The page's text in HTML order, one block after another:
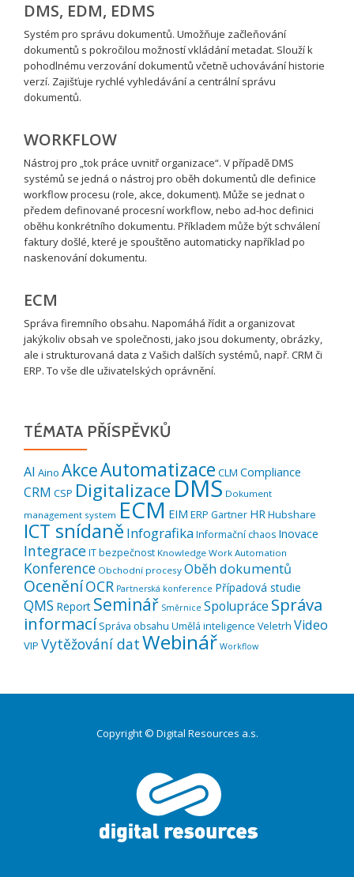
DMS, EDM, EDMS
Systém pro správu dokumentů. Umožňuje začleňování
dokumentů s pokročilou možností vkládání metadat. Slouží k
pohodlnému verzování dokumentů včetně uchovávání historie
verzí. Zajišťuje rychlé vyhledávání a centrální správu
dokumentů.
WORKFLOW
Nástroj pro „tok práce uvnitř organizace“. V případě DMS
systémů se jedná o nástroj pro oběh dokumentů dle definice
workflow procesu (role, akce, dokument). Může se jednat o
předem definované procesní workflow, nebo ad-hoc definici
oběhu konkrétního dokumentu. Příkladem může být schválení
faktury došlé, které je spouštěno automaticky například po
naskenování dokumentu.
ECM
Správa firemního obsahu. Napomáhá řídit a organizovat
jakýkoliv obsah ve společnosti, jako jsou dokumenty, obrázky,
ale i strukturovaná data z Vašich dalších systémů, např. CRM či
ERP. To vše dle uživatelských oprávnění.
TÉMATA PŘÍSPĚVKŮ
AI Aino AkceAutomatizace CLM Compliance
CRM CSP Digitalizace DMS Dokument
management system ECM EIM ERP Gartner HR Hubshare
ICT snídaně InfografikaInformační chaos Inovace
IntegraceIT bezpečnost Knowledge Work Automation
Konference Obchodní procesy Oběh dokumentů
OceněníOCR Partnerská konference Případová studie
QMS Report Seminář Směrnice Spolupráce Správa
informací Správa obsahu Umělá inteligence Veletrh Video
VIP Vytěžování datWebinář Workflow
Copyright © Digital Resources a.s.